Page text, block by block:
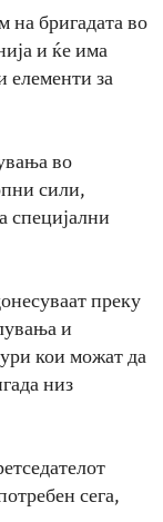
на бригадата во
и ќе има
елементи за
во
сили,
специјални
преку
и
кои можат да
низ
сега,